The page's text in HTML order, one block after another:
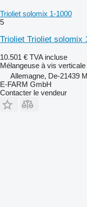
Trioliet solomix 1-1000
5
Trioliet Trioliet solomix
10.501 € TVA incluse
Mélangeuse à vis verticale
Allemagne, De-21439
E-FARM GmbH
Contacter le vendeur